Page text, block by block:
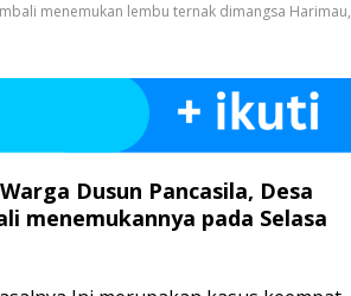
menemukan lembu ternak dimangsa Harimau,
Dusun Pancasila, Desa
menemukannya pada Selasa